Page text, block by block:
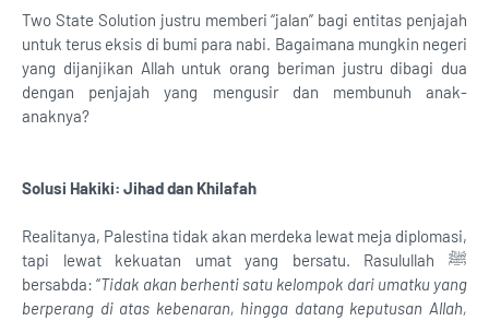
Two State Solution justru memberi “jalan” bagi entitas penjajah
untuk terus eksis di bumi para nabi. Bagaimana mungkin negeri
yang dijanjikan Allah untuk orang beriman justru dibagi dua
dengan penjajah yang mengusir dan membunuh anak-
anaknya?
Solusi Hakiki: Jihad dan Khilafah
Realitanya, Palestina tidak akan merdeka lewat meja diplomasi,
tapi lewat kekuatan umat yang bersatu. Rasulullah ﷺ
bersabda: “Tidak akan berhenti satu kelompok dari umatku yang
berperang di atas kebenaran, hingga datang keputusan Allah,